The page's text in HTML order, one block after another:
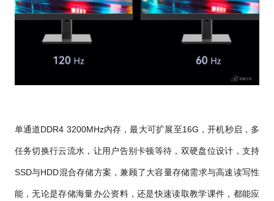
单通道DDR4 3200MHz内存，最大可扩展至16G，开机秒启，多
任务切换行云流水，让用户告别卡顿等待，双硬盘位设计，支持
SSD与HDD混合存储方案，兼顾了大容量存储需求与高速读写性
能，无论是存储海量办公资料，还是快速读取教学课件，都能应